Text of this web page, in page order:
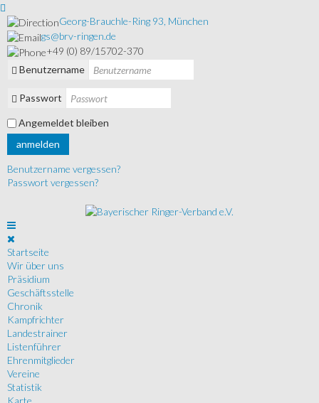
Georg-Brauchle-Ring 93, München
gs@brv-ringen.de
+49 (0) 89/15702-370
Benutzername
Passwort
Angemeldet bleiben
anmelden
Benutzername vergessen?
Passwort vergessen?
Startseite
Wir über uns
Präsidium
Geschäftsstelle
Chronik
Kampfrichter
Landestrainer
Listenführer
Ehrenmitglieder
Vereine
Statistik
Karte